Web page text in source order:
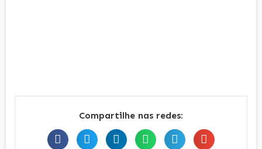
Compartilhe nas redes: